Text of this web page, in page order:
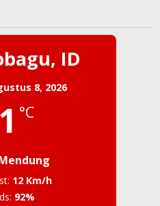
ID
8, 2026
°C
12 Km/h
92%